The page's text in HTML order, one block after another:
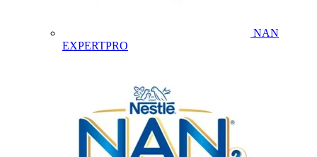
NAN
EXPERTPRO